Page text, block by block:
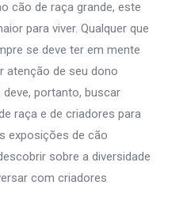
cão de raça grande, este
para viver. Qualquer que
se deve ter em mente
atenção de seu dono
portanto, buscar
raça e de criadores para
exposições de cão
sobre a diversidade
com criadores